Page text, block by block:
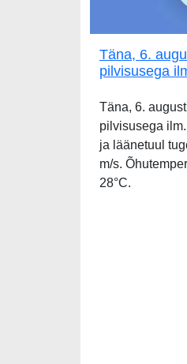
Täna, 6.
pilvisusega
Täna, 6.
pilvisusega
ja läänetuul
m/s.
28°C.